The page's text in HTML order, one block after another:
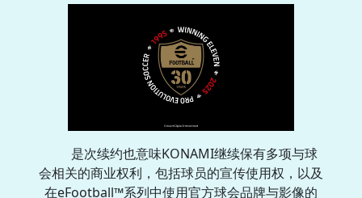
是次续约也意味KONAMI继续保有多项与球
会相关的商业权利，包括球员的宣传使用权，以及
在eFootball™系列中使用官方球会品牌与影像的